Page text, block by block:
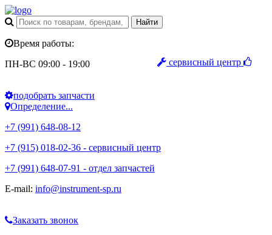
сервисный центр
Время работы:
ПН-ВС 09:00 - 19:00
подобрать запчасти
Определение...
+7 (991) 648-08-12
+7 (915) 018-02-36 - сервисный центр
+7 (991) 648-07-91 - отдел запчастей
E-mail: info@instrument-sp.ru
Заказать звонок